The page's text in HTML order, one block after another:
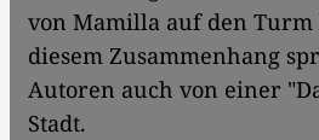
von Mamilla auf den
diesem Zusammenhang
Autoren auch von einer
Stadt.